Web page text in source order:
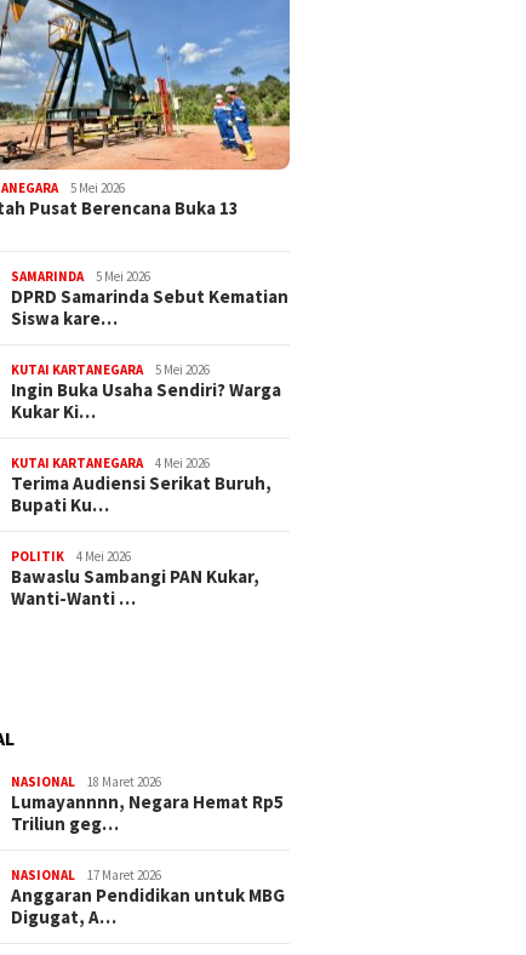
5 Mei 2026
Pusat Berencana Buka 13
SAMARINDA 5 Mei 2026
DPRD Samarinda Sebut Kematian
Siswa kare…
KUTAI KARTANEGARA 5 Mei 2026
Ingin Buka Usaha Sendiri? Warga
Kukar Ki…
KUTAI KARTANEGARA 4 Mei 2026
Terima Audiensi Serikat Buruh,
Bupati Ku…
POLITIK 4 Mei 2026
Bawaslu Sambangi PAN Kukar,
Wanti-Wanti …
NASIONAL 18 Maret 2026
Lumayannnn, Negara Hemat Rp5
Triliun geg…
NASIONAL 17 Maret 2026
Anggaran Pendidikan untuk MBG
Digugat, A…